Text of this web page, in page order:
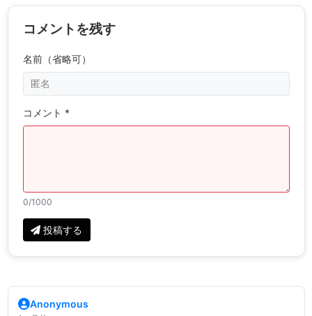
コメントを残す
名前（省略可）
コメント *
0/1000
投稿する
Anonymous